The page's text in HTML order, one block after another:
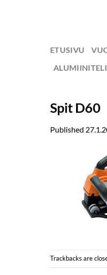
ETUSIVU
Spit D60
Published
Trackbacks are